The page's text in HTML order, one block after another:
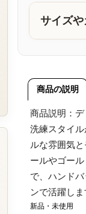
サイズや
商品の説明
商品説明：
洗練スタイ
ルな雰囲気
ールやゴー
で、ハンド
ンで活躍し
新品・未使用